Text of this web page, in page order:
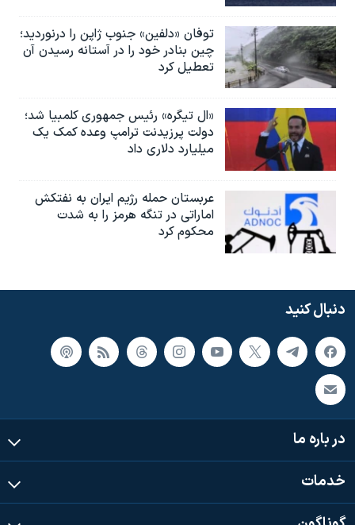
توفان «دلفین» جنوب ژاپن را درنوردید؛
چین بنادر خود را در آستانه رسیدن آن
تعطیل کرد
«ال تیگره» رئیس جمهوری کلمبیا شد؛
دولت پرزیدنت ترامپ وعده کمک یک
میلیارد دلاری داد
عربستان حمله رژیم ایران به نفتکش
اماراتی در تنگه هرمز را به‌ شدت
محکوم کرد
دنبال کنید
در باره ما
خدمات